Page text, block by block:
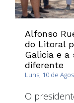
Alfonso
do Litoral
Galicia e a
diferente
Luns, 10 de
O